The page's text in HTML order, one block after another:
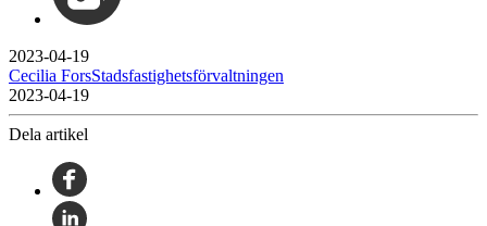
2023-04-19
Cecilia ForsStadsfastighetsförvaltningen
2023-04-19
Dela artikel